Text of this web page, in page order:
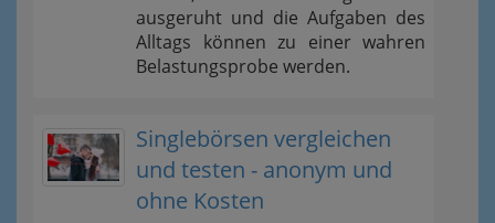
ausgeruht und die Aufgaben des
Alltags können zu einer wahren
Belastungsprobe werden.
Singlebörsen vergleichen
und testen - anonym und
ohne Kosten